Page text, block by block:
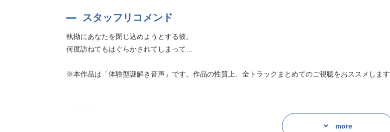
イラスト：king
スタッフリコメンド
執拗にあなたを閉じ込めようとする彼。
何度訪ねてもはぐらかされてしまって…
※本作品は「体験型謎解き音声」です。作品の性質上、全トラックまとめてのご視聴をおススメします
more